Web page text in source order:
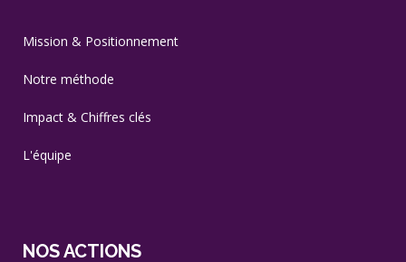
Mission & Positionnement
Notre méthode
Impact & Chiffres clés
L'équipe
NOS ACTIONS